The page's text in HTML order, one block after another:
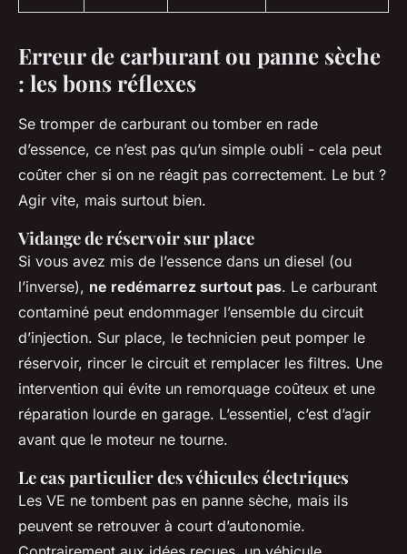
Erreur de carburant ou panne sèche
: les bons réflexes
Se tromper de carburant ou tomber en rade
d’essence, ce n’est pas qu’un simple oubli - cela peut
coûter cher si on ne réagit pas correctement. Le but ?
Agir vite, mais surtout bien.
Vidange de réservoir sur place
Si vous avez mis de l’essence dans un diesel (ou
l’inverse), ne redémarrez surtout pas. Le carburant
contaminé peut endommager l’ensemble du circuit
d’injection. Sur place, le technicien peut pomper le
réservoir, rincer le circuit et remplacer les filtres. Une
intervention qui évite un remorquage coûteux et une
réparation lourde en garage. L’essentiel, c’est d’agir
avant que le moteur ne tourne.
Le cas particulier des véhicules électriques
Les VE ne tombent pas en panne sèche, mais ils
peuvent se retrouver à court d’autonomie.